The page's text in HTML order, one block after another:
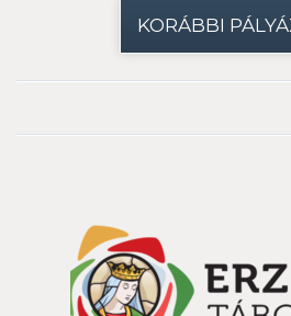
KORÁBBI